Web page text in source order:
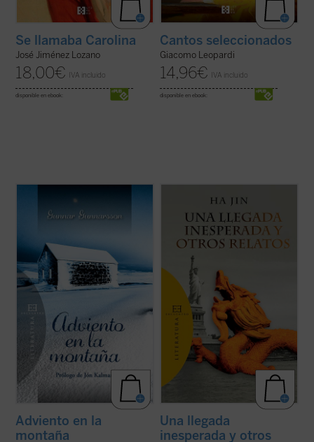
Se llamaba Carolina
José Jiménez Lozano
18,00€ IVA incluido
disponible en ebook:
Cantos seleccionados
Giacomo Leopardi
14,96€ IVA incluido
disponible en ebook:
ambientado en el crudo invierno de las
(ver ficha)
Adviento en la
montaña
ofrece por vez primera en español una
selección de trece cuentos de uno de los
más prestigiosos escritores de ficción en
lengua inglesa de nuestros días.
Haciendo gala de un estilo directo, ...(ver
Una llegada
inesperada y otros